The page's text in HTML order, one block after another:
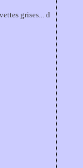
grises... d